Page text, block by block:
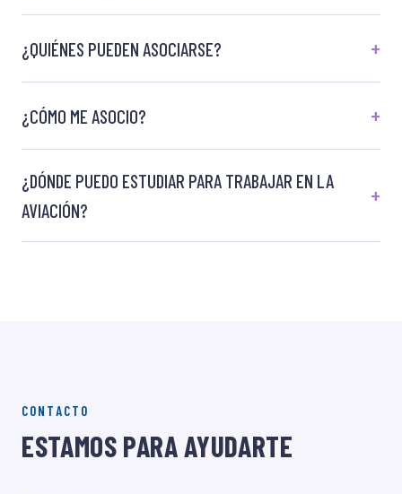
¿QUIÉNES PUEDEN ASOCIARSE?
¿CÓMO ME ASOCIO?
¿DÓNDE PUEDO ESTUDIAR PARA TRABAJAR EN LA
AVIACIÓN?
CONTACTO
ESTAMOS PARA AYUDARTE